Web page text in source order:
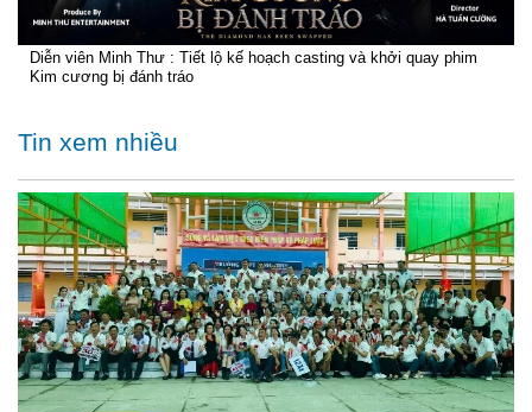
Diễn viên Minh Thư : Tiết lộ kế hoạch casting và khởi quay phim
Kim cương bị đánh tráo
Tin xem nhiều